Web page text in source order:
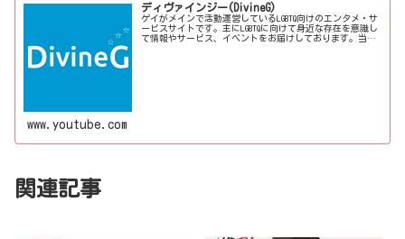
ディヴァインジー(DivineG)
ゲイがメインで活動運営しているLGBTQ向けのエンタメ・サ
ービスサイトです。主にLGBTQに向けて身近な存在を意識し
て情報やサービス、イベントをお届けしております。当事
www.youtube.com
関連記事